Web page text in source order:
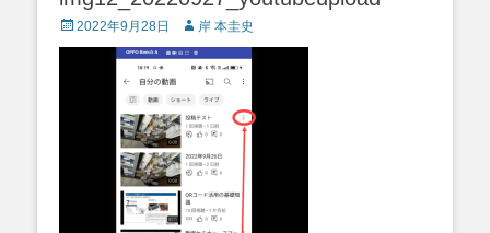
Posted
on
2022年9月28日 Author
岸 本圭史